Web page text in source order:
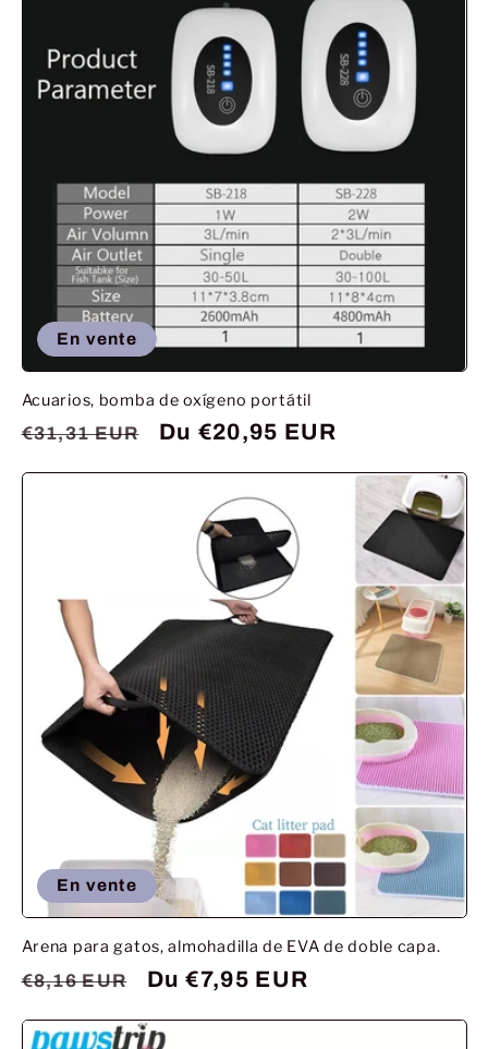
En vente
Acuarios, bomba de oxígeno portátil
Prix
€31,31 EUR
Prix
Du €20,95 EUR
En vente
Arena para gatos, almohadilla de EVA de doble capa.
Prix
€8,16 EUR
Prix
Du €7,95 EUR